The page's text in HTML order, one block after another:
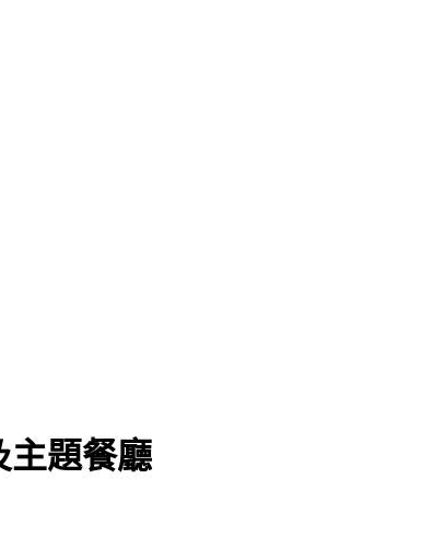
主題餐廳